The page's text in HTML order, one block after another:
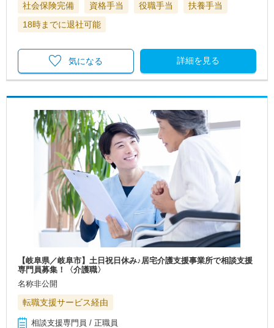
社会保険完備 資格手当 役職手当
扶養手当
18時までに退社可能
詳細を見る
気になる
【岐阜県／岐阜市】土日祝日休み♪居宅介護支援事業所で相談支援
専門員募集！〈介護職〉
名称非公開
転職支援サービス経由
相談支援専門員 / 正職員